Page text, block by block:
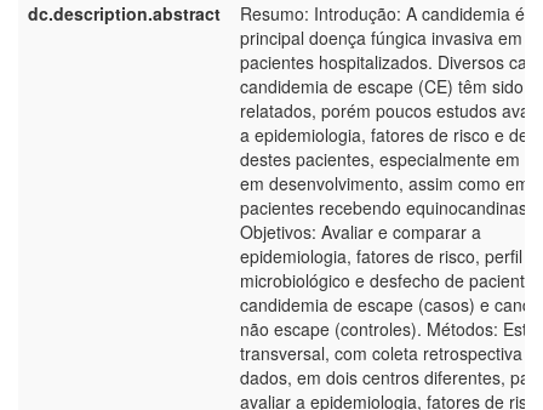
dc.description.abstract
Resumo: Introdução: A candidemia é a
principal doença fúngica invasiva em
pacientes hospitalizados. Diversos
candidemia de escape (CE) têm sido
relatados, porém poucos estudos
a epidemiologia, fatores de risco e
destes pacientes, especialmente em
em desenvolvimento, assim como em
pacientes recebendo equinocandinas.
Objetivos: Avaliar e comparar a
epidemiologia, fatores de risco, perfil
microbiológico e desfecho de
candidemia de escape (casos) e
não escape (controles). Métodos:
transversal, com coleta retrospectiva
dados, em dois centros diferentes,
avaliar a epidemiologia, fatores de